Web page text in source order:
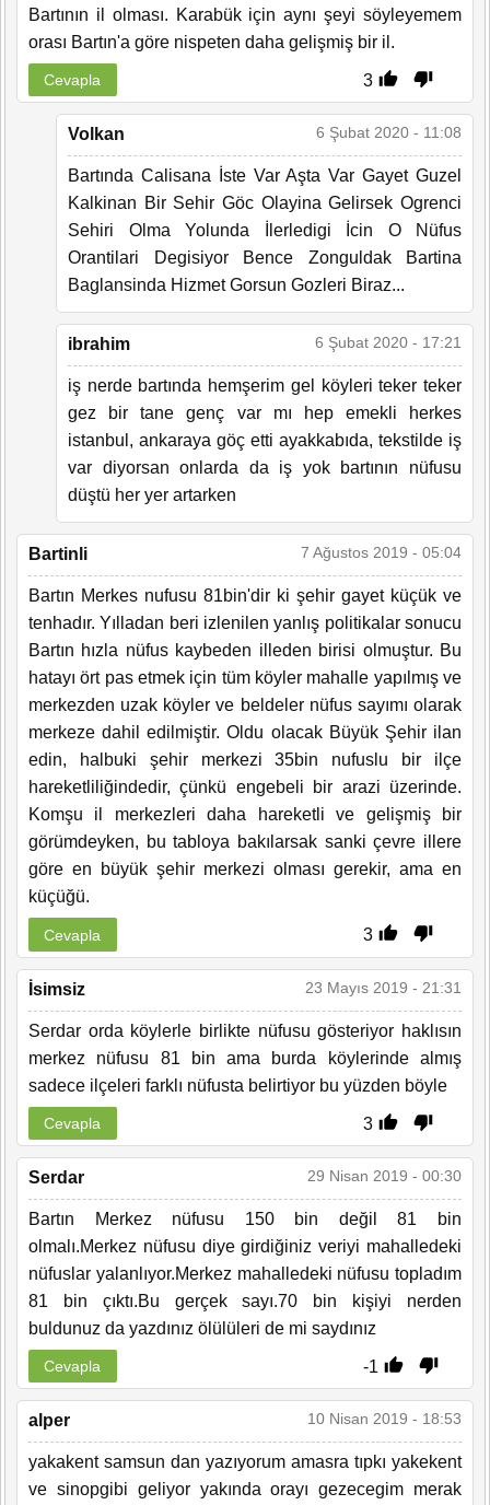
Bartının il olması. Karabük için aynı şeyi söyleyemem
orası Bartın'a göre nispeten daha gelişmiş bir il.
3
Cevapla
Volkan 6 Şubat 2020 - 11:08
Bartında Calisana İste Var Aşta Var Gayet Guzel
Kalkinan Bir Sehir Göc Olayina Gelirsek Ogrenci
Sehiri Olma Yolunda İlerledigi İcin O Nüfus
Orantilari Degisiyor Bence Zonguldak Bartina
Baglansinda Hizmet Gorsun Gozleri Biraz...
ibrahim 6 Şubat 2020 - 17:21
iş nerde bartında hemşerim gel köyleri teker teker
gez bir tane genç var mı hep emekli herkes
istanbul, ankaraya göç etti ayakkabıda, tekstilde iş
var diyorsan onlarda da iş yok bartının nüfusu
düştü her yer artarken
Bartinli 7 Ağustos 2019 - 05:04
Bartın Merkes nufusu 81bin'dir ki şehir gayet küçük ve
tenhadır. Yılladan beri izlenilen yanlış politikalar sonucu
Bartın hızla nüfus kaybeden illeden birisi olmuştur. Bu
hatayı ört pas etmek için tüm köyler mahalle yapılmış ve
merkezden uzak köyler ve beldeler nüfus sayımı olarak
merkeze dahil edilmiştir. Oldu olacak Büyük Şehir ilan
edin, halbuki şehir merkezi 35bin nufuslu bir ilçe
hareketliliğindedir, çünkü engebeli bir arazi üzerinde.
Komşu il merkezleri daha hareketli ve gelişmiş bir
görümdeyken, bu tabloya bakılarsak sanki çevre illere
göre en büyük şehir merkezi olması gerekir, ama en
küçüğü.
3
Cevapla
İsimsiz 23 Mayıs 2019 - 21:31
Serdar orda köylerle birlikte nüfusu gösteriyor haklısın
merkez nüfusu 81 bin ama burda köylerinde almış
sadece ilçeleri farklı nüfusta belirtiyor bu yüzden böyle
3
Cevapla
Serdar 29 Nisan 2019 - 00:30
Bartın Merkez nüfusu 150 bin değil 81 bin
olmalı.Merkez nüfusu diye girdiğiniz veriyi mahalledeki
nüfuslar yalanlıyor.Merkez mahalledeki nüfusu topladım
81 bin çıktı.Bu gerçek sayı.70 bin kişiyi nerden
buldunuz da yazdınız ölülüleri de mi saydınız
-1
Cevapla
alper 10 Nisan 2019 - 18:53
yakakent samsun dan yazıyorum amasra tıpkı yakekent
ve sinopgibi geliyor yakında orayı gezecegim merak